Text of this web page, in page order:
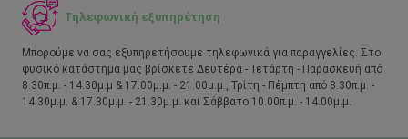
Τηλεφωνική εξυπηρέτηση
Μπορούμε να σας εξυπηρετήσουμε τηλεφωνικά για παραγγελίες. Στο
φυσικό κατάστημα μας βρίσκετε Δευτέρα - Τετάρτη - Παρασκευή από
8.30π.μ. - 14.30μ.μ & 17.00μ.μ. - 21.00μ.μ., Τρίτη - Πέμπτη από 8.30π.μ. -
14.30μ.μ. & 17.30μ.μ. - 21.30μ.μ. και Σάββατο 10.00π.μ. - 14.00μ.μ.